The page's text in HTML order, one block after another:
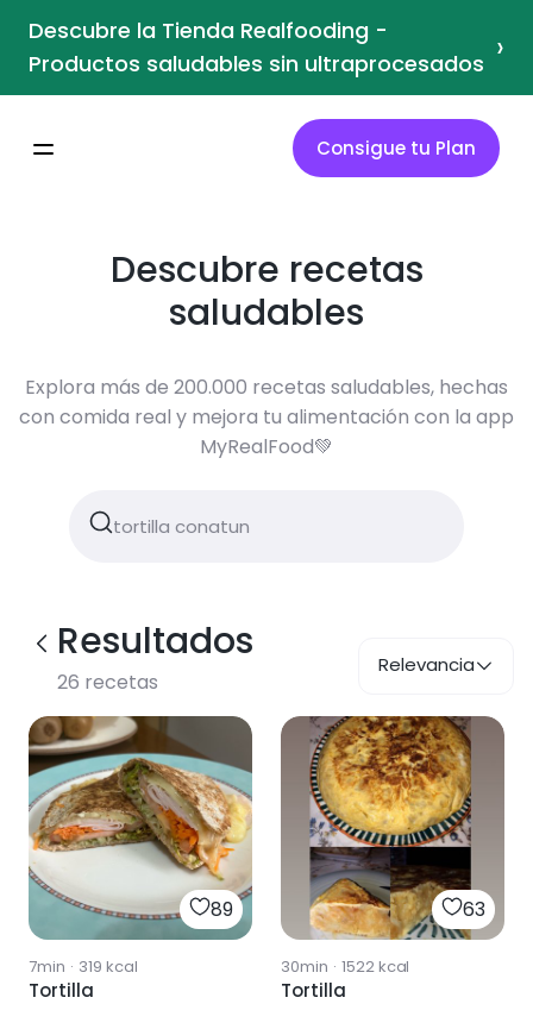
Descubre la Tienda Realfooding -
Productos saludables sin ultraprocesados ›
Consigue tu Plan
Descubre recetas
saludables
Explora más de 200.000 recetas saludables, hechas
con comida real y mejora tu alimentación con la app
MyRealFood💚
Resultados
26 recetas
Relevancia
89
7min · 319 kcal
Tortilla
63
30min · 1522kcal
Tortilla